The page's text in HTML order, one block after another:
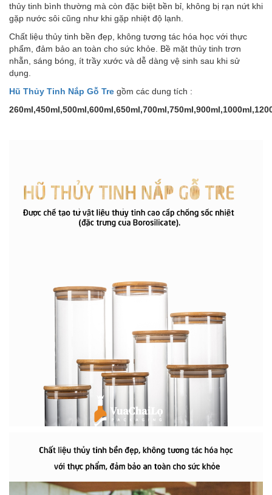
thủy tinh bình thường mà còn đặc biệt bền bỉ, không bị rạn nứt khi
gặp nước sôi cũng như khi gặp nhiệt độ lạnh.
Chất liệu thủy tinh bền đẹp, không tương tác hóa học với thực
phẩm, đảm bảo an toàn cho sức khỏe. Bề mặt thủy tinh trơn
nhẵn, sáng bóng, ít trầy xước và dễ dàng vệ sinh sau khi sử
dụng.
Hũ Thủy Tinh Nắp Gỗ Tre gồm các dung tích :